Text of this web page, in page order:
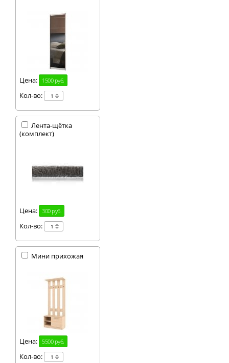
Цена: 1500 руб.
Кол-во:
Лента-щётка
(комплект)
Цена: 300 руб.
Кол-во:
Мини прихожая
Цена: 5500 руб.
Кол-во: